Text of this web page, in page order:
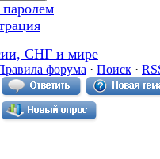
СНГ и мире
форума · Поиск ·